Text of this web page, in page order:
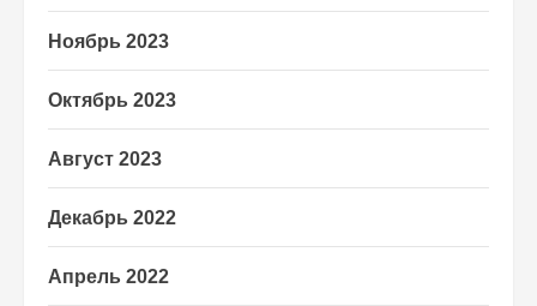
Ноябрь 2023
Октябрь 2023
Август 2023
Декабрь 2022
Апрель 2022